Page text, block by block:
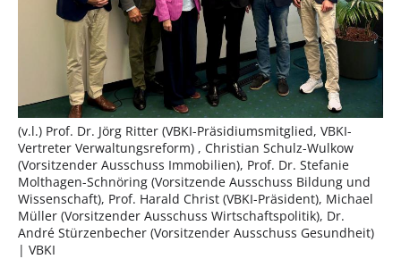
(v.l.) Prof. Dr. Jörg Ritter (VBKI-Präsidiumsmitglied, VBKI-
Vertreter Verwaltungsreform) , Christian Schulz-Wulkow
(Vorsitzender Ausschuss Immobilien), Prof. Dr. Stefanie
Molthagen-Schnöring (Vorsitzende Ausschuss Bildung und
Wissenschaft), Prof. Harald Christ (VBKI-Präsident), Michael
Müller (Vorsitzender Ausschuss Wirtschaftspolitik), Dr.
André Stürzenbecher (Vorsitzender Ausschuss Gesundheit)
| VBKI